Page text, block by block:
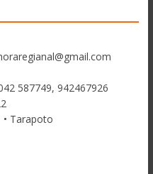
587749, 942467926
• Tarapoto